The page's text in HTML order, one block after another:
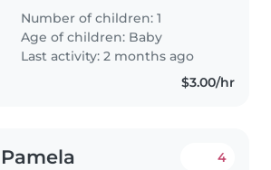
nuestra pequeño,un bebé lleno
de energía, cariño e inteligencia.
Necesitamos a alguien que se
Number of children: 1
Age of children: Baby
Last activity: 2 months ago
$3.00/hr
Pamela 4